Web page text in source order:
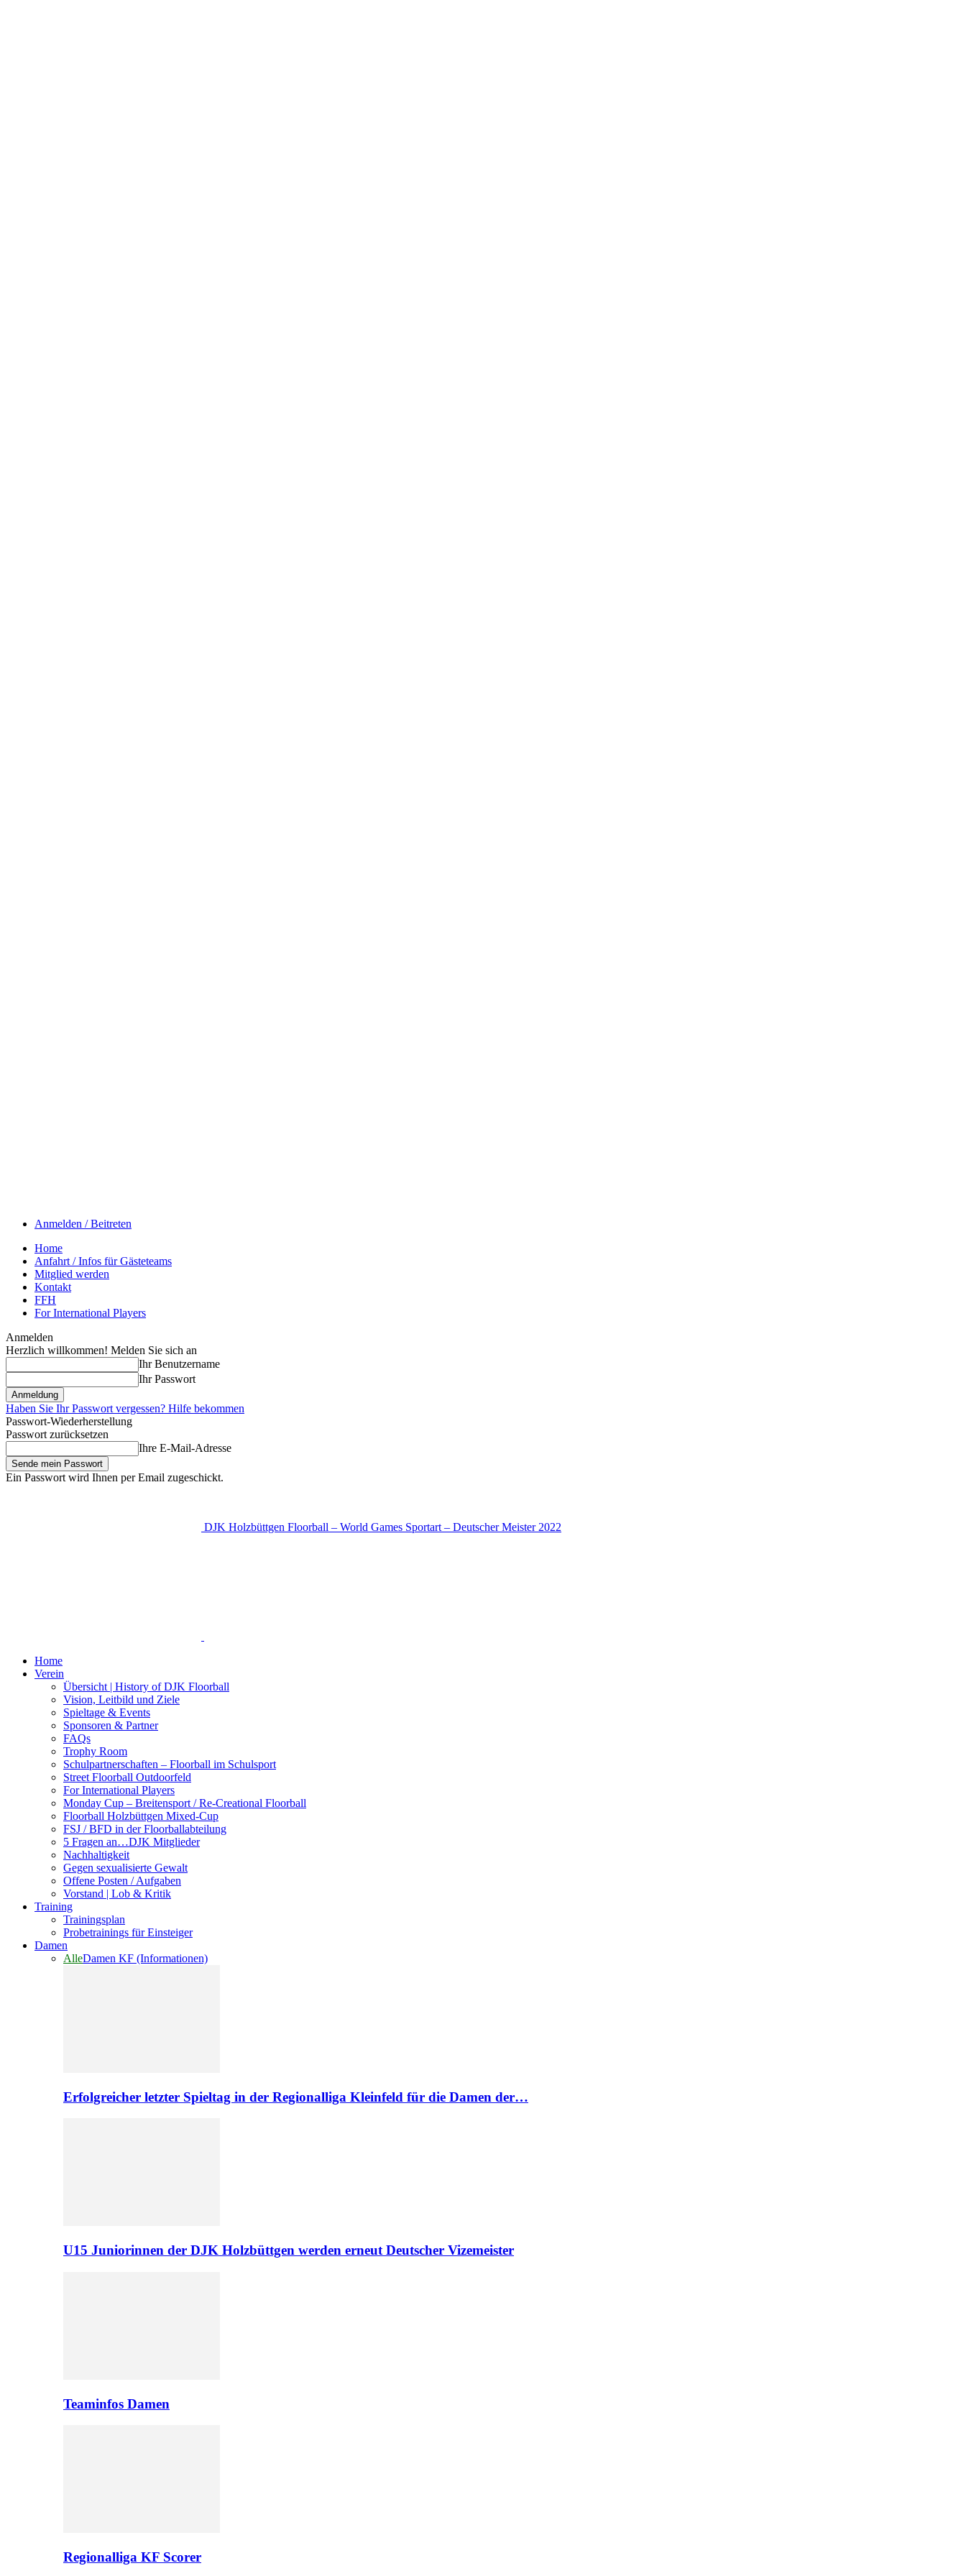
Anmelden / Beitreten
Home
Anfahrt / Infos für Gästeteams
Mitglied werden
Kontakt
FFH
For International Players
Anmelden
Herzlich willkommen! Melden Sie sich an
Ihr Benutzername
Ihr Passwort
Haben Sie Ihr Passwort vergessen? Hilfe bekommen
Passwort-Wiederherstellung
Passwort zurücksetzen
Ihre E-Mail-Adresse
Ein Passwort wird Ihnen per Email zugeschickt.
DJK Holzbüttgen Floorball – World Games Sportart – Deutscher Meister 2022
Home
Verein
Übersicht | History of DJK Floorball
Vision, Leitbild und Ziele
Spieltage & Events
Sponsoren & Partner
FAQs
Trophy Room
Schulpartnerschaften – Floorball im Schulsport
Street Floorball Outdoorfeld
For International Players
Monday Cup – Breitensport / Re-Creational Floorball
Floorball Holzbüttgen Mixed-Cup
FSJ / BFD in der Floorballabteilung
5 Fragen an…DJK Mitglieder
Nachhaltigkeit
Gegen sexualisierte Gewalt
Offene Posten / Aufgaben
Vorstand | Lob & Kritik
Training
Trainingsplan
Probetrainings für Einsteiger
Damen
AlleDamen KF (Informationen)
Erfolgreicher letzter Spieltag in der Regionalliga Kleinfeld für die Damen der…
U15 Juniorinnen der DJK Holzbüttgen werden erneut Deutscher Vizemeister
Teaminfos Damen
Regionalliga KF Scorer